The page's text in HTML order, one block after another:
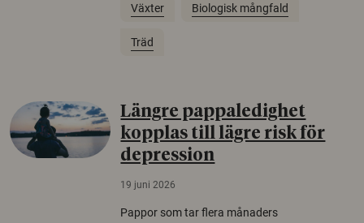
Växter Biologisk mångfald
Träd
Längre pappaledighet
kopplas till lägre risk för
depression
19 juni 2026
Pappor som tar flera månaders